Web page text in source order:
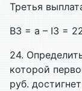
Третья
B3 = a – I3 =
24.
которой
руб.